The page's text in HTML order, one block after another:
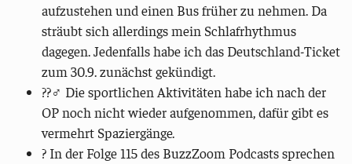
aufzustehen und einen Bus früher zu nehmen. Da
sträubt sich allerdings mein Schlafrhythmus
dagegen. Jedenfalls habe ich das Deutschland-Ticket
zum 30.9. zunächst gekündigt.
??‍♂️ Die sportlichen Aktivitäten habe ich nach der
OP noch nicht wieder aufgenommen, dafür gibt es
vermehrt Spaziergänge.
?️ In der Folge 115 des BuzzZoom Podcasts sprechen